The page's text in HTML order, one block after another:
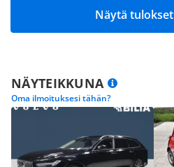
Näytä tulokset
NÄYTEIKKUNA
Oma ilmoituksesi tähän?